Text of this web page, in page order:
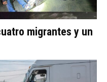
migrantes y un